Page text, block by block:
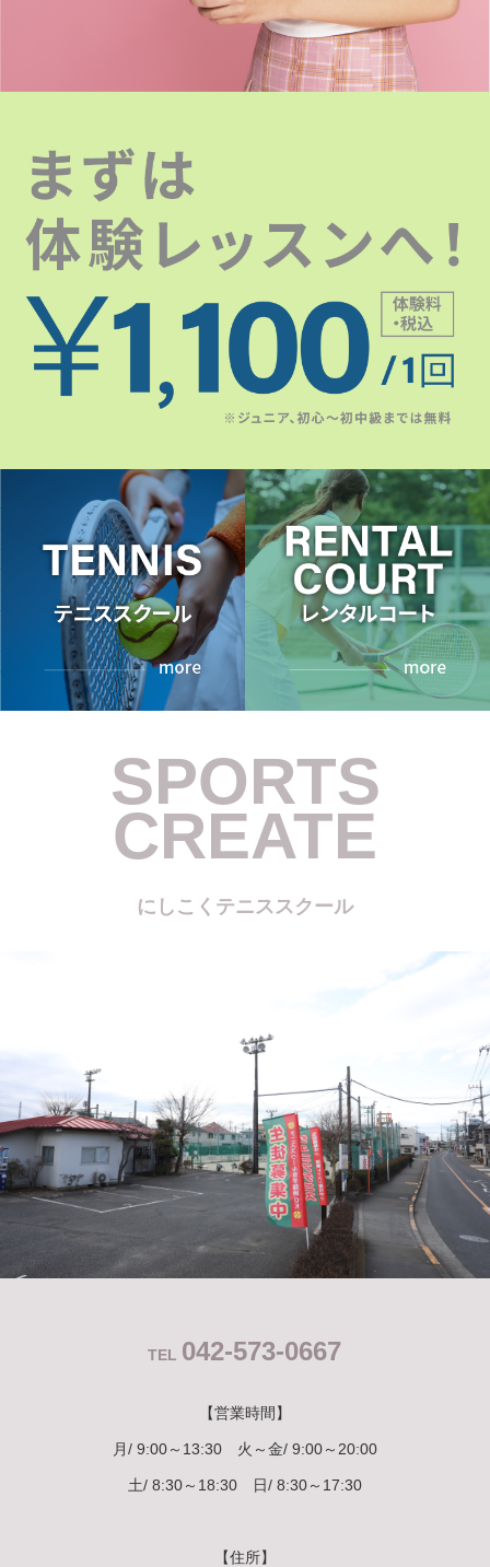
SPORTS
CREATE
にしこくテニススクール
TEL 042-573-0667
【営業時間】
月/ 9:00～13:30 火～金/ 9:00～20:00
土/ 8:30～18:30 日/ 8:30～17:30
【住所】